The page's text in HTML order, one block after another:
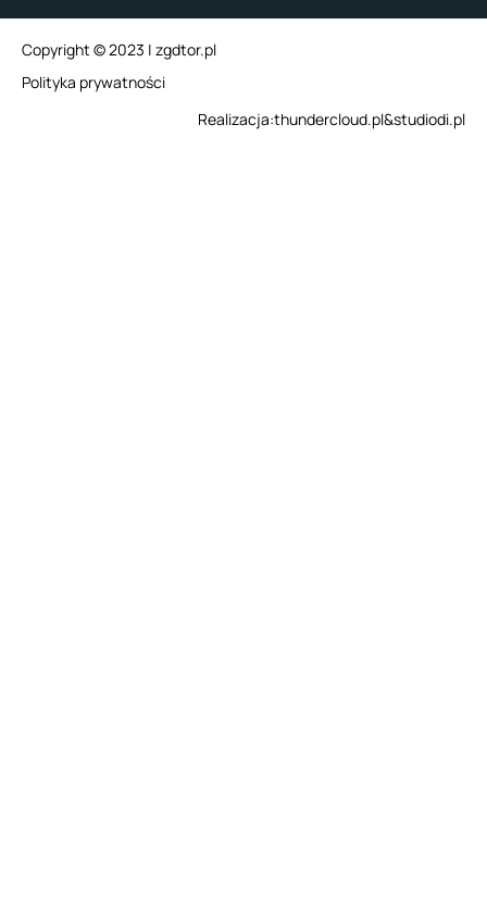
Copyright © 2023 | zgdtor.pl
Polityka prywatności
studiodi.pl
&
thundercloud.pl
Realizacja: